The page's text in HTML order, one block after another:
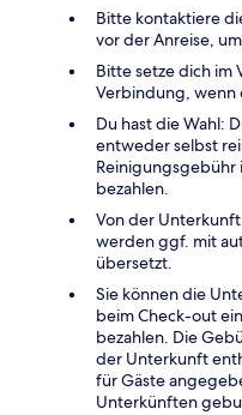
Bitte kontaktiere
vor der Anreise,
Bitte setze dich im
Verbindung, wenn
Du hast die Wahl:
entweder selbst
Reinigungsgebühr
bezahlen.
Von der
werden ggf. mit
übersetzt.
Sie können die
beim Check-out
bezahlen. Die
der Unterkunft
für Gäste
Unterkünften